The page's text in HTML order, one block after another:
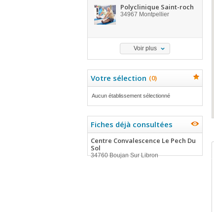
Polyclinique Saint-roch
34967 Montpellier
Voir plus
Votre sélection (0)
Aucun établissement sélectionné
Fiches déjà consultées
Centre Convalescence Le Pech Du
Sol
34760 Boujan Sur Libron